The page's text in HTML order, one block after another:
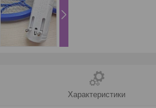
Характеристики